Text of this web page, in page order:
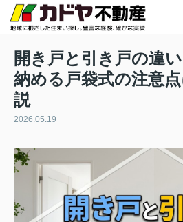
開き戸と引き戸の違
納める戸袋式の注意
説
2026.05.19